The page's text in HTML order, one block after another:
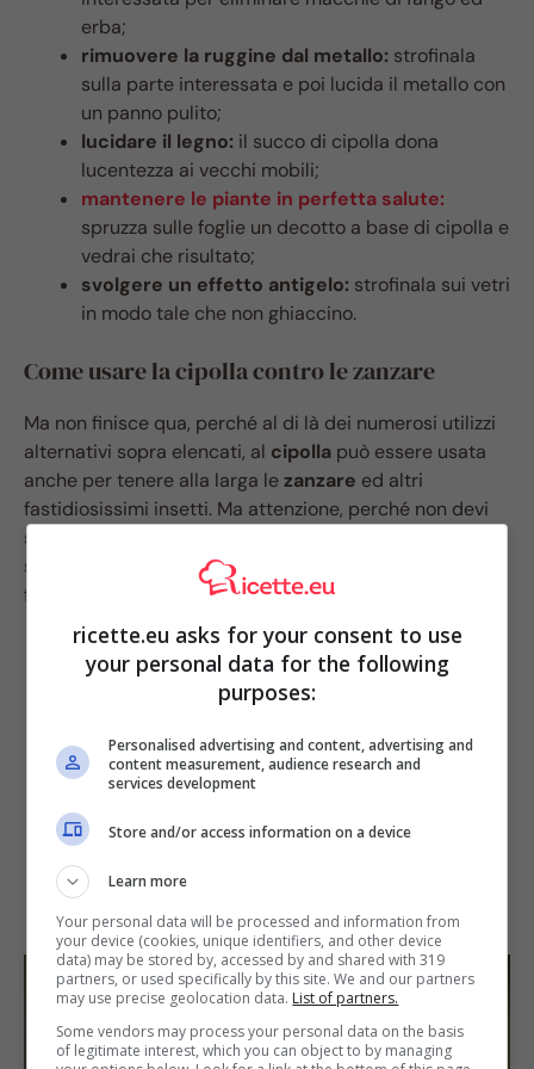
erba;
rimuovere la ruggine dal metallo: strofinala
sulla parte interessata e poi lucida il metallo con
un panno pulito;
lucidare il legno: il succo di cipolla dona
lucentezza ai vecchi mobili;
mantenere le piante in perfetta salute:
spruzza sulle foglie un decotto a base di cipolla e
vedrai che risultato;
svolgere un effetto antigelo: strofinala sui vetri
in modo tale che non ghiaccino.
Come usare la cipolla contro le zanzare
Ma non finisce qua, perché al di là dei numerosi utilizzi
alternativi sopra elencati, al cipolla può essere usata
anche per tenere alla larga lezanzare ed altri
fastidiosissimi insetti. Ma attenzione, perché non devi
sfregarla sulla pelle, ma usarla così. Segui queste
semplici indicazioni passo dopo passo ed il risultato
finale è garantito. Non riuscirai a credere ai tuoi occhi!
ricette.eu asks for your consent to use
your personal data for the following
purposes:
Personalised advertising and content, advertising and
content measurement, audience research and
services development
Store and/or access information on a device
Learn more
Your personal data will be processed and information from
your device (cookies, unique identifiers, and other device
data) may be stored by, accessed by and shared with 319
partners, or used specifically by this site. We and our partners
may use precise geolocation data. List of partners.
Some vendors may process your personal data on the basis
of legitimate interest, which you can object to by managing